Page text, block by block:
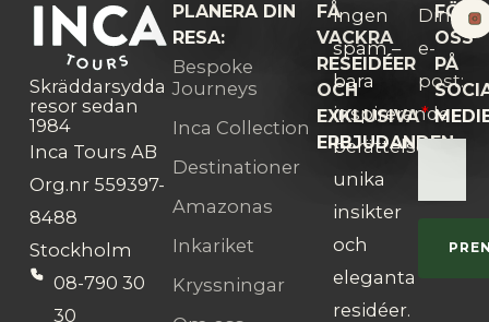
Skräddarsydda
resor sedan
1984
Inca Tours AB
Org.nr 559397-
8488
Stockholm
08-790 30
30
PLANERA DIN
RESA:
Bespoke
Journeys
Inca Collection
Destinationer
Amazonas
Inkariket
Kryssningar
FÅ
VACKRA
RESEIDÉER
OCH
EXKLUSIVA
ERBJUDANDEN:
Ingen
spam –
bara
inspirerande
berättelser,
unika
insikter
och
eleganta
residéer.
Din
e-
post:
FÖLJ
OSS
PÅ